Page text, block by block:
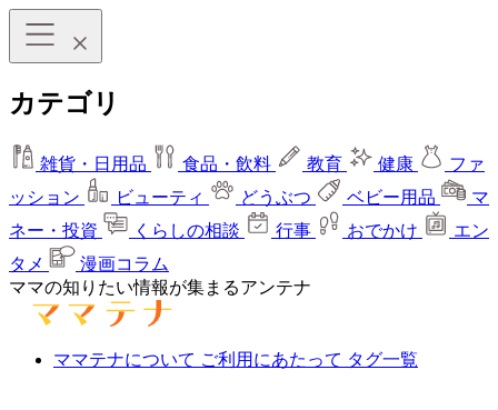
カテゴリ
雑貨・日用品 食品・飲料 教育 健康
ファ
ッション
ビューティ どうぶつ ベビー用品
マ
ネー・投資
くらしの相談 行事 おでかけ
エン
タメ
漫画コラム
ママの知りたい情報が集まるアンテナ
ママテナについて ご利用にあたって タグ一覧